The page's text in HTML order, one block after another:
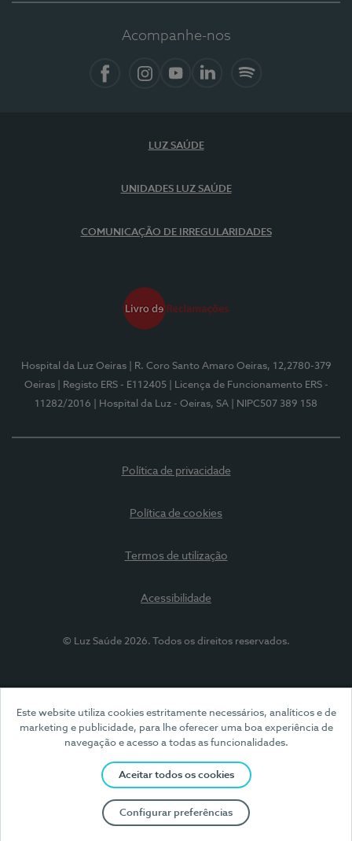
Este website utiliza cookies estritamente necessários, analíticos e de
marketing e publicidade, para lhe oferecer uma boa experiência de
navegação e acesso a todas as funcionalidades.
Aceitar todos os cookies
Configurar preferências
Acompanhe-nos
LUZ SAÚDE
UNIDADES LUZ SAÚDE
COMUNICAÇÃO DE IRREGULARIDADES
Hospital da Luz Oeiras
| R. Coro Santo Amaro Oeiras, 12,2780-379
Oeiras
| Registo ERS - E112405
| Licença de Funcionamento ERS -
11282/2016
| Hospital da Luz - Oeiras, SA | NIPC507 389 158
Política de privacidade
Política de cookies
Termos de utilização
Acessibilidade
© Luz Saúde 2026. Todos os direitos reservados.